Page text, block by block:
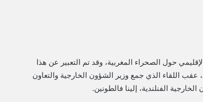
حول الصحراء المغربية، وقد تم التعبير عن هذا
الصادر، يوم الثلاثاء 6/8/2024، بهلسنكي، عقب اللقاء الذي جمع وزير الشؤون الخارجية والتعاون
الفنلندية، إلينا فالطونين.